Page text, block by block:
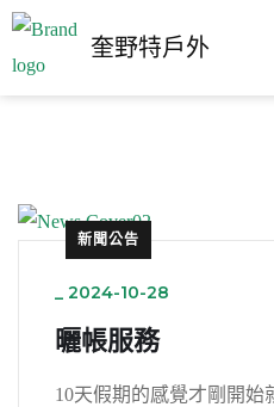
奎野特戶外
新聞公告
_ 2024-10-28
曬帳服務
10天假期的感覺才剛開